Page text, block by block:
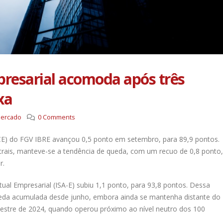
acomoda após três
0 Comments
do FGV IBRE avançou 0,5 ponto em setembro, para 89,9 pontos.
manteve-se a tendência de queda, com um recuo de 0,8 ponto,
Empresarial (ISA-E) subiu 1,1 ponto, para 93,8 pontos. Dessa
acumulada desde junho, embora ainda se mantenha distante do
de 2024, quando operou próximo ao nível neutro dos 100